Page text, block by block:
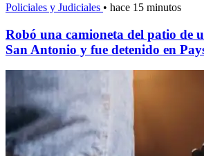
Policiales y Judiciales • hace 15 minutos
Robó una camioneta del patio de
San Antonio y fue detenido en